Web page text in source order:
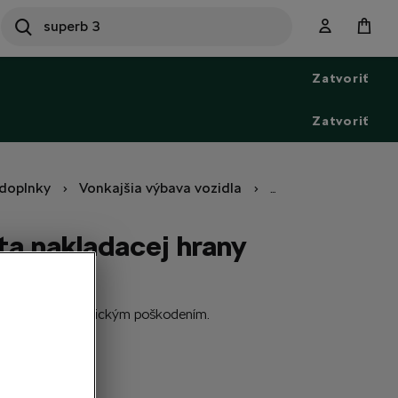
Zatvoriť
Zatvoriť
Vonkajšia výbava vozidla Ochranné a
nakladacej hrany
pred mechanickým poškodením.